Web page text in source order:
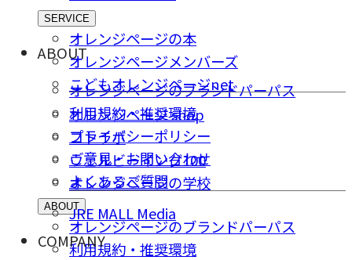
SERVICE
オレンジページの本
オレンジページメンバーズ
こどもオレンジページnet
オレンジページ shop
コトラボ
ウェルビーイング100
オレンジページの学校
JRE MALL Media
ABOUT
オレンジページのブランドパーパス
利用規約・推奨環境
プライバシーポリシー
ご意⾒・お問い合わせ
よくあるご質問
ABOUT
オレンジページのブランドパーパス
利用規約・推奨環境
COMPANY